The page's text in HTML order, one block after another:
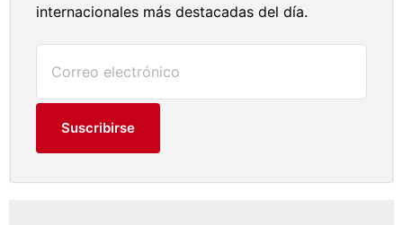
internacionales más destacadas del día.
Suscribirse